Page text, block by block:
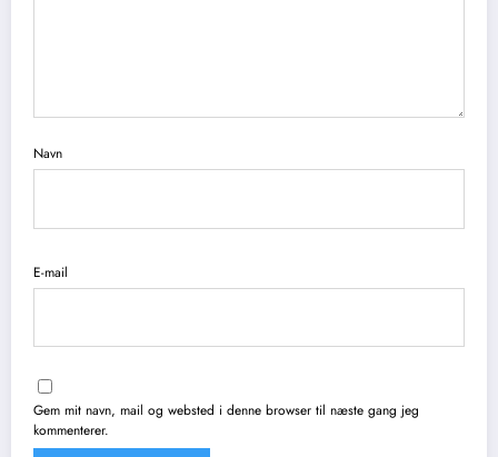
Navn
E-mail
Gem mit navn, mail og websted i denne browser til næste gang jeg
kommenterer.